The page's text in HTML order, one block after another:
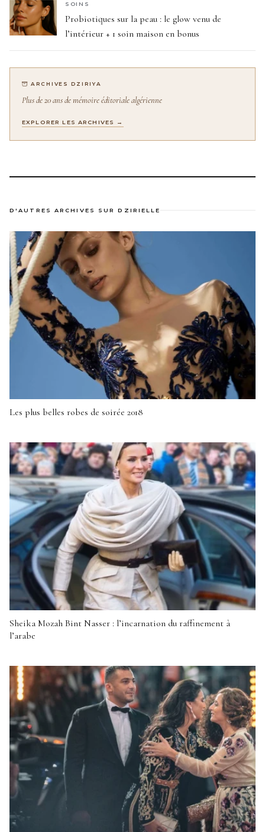
SOINS
Probiotiques sur la peau : le glow venu de
l’intérieur + 1 soin maison en bonus
ARCHIVES DZIRIYA
Plus de 20 ans de mémoire éditoriale algérienne
EXPLORER LES ARCHIVES →
D'AUTRES ARCHIVES SUR DZIRIELLE
Les plus belles robes de soirée 2018
Sheika Mozah Bint Nasser : l’incarnation du raffinement à
l’arabe